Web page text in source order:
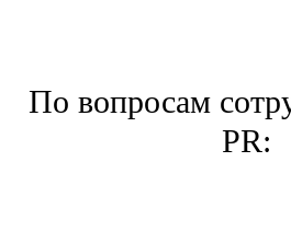
По вопросам
PR: